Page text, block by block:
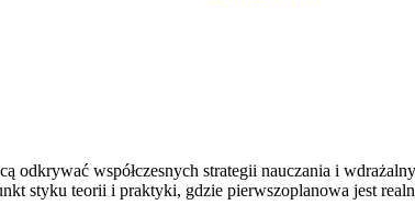
współczesnych strategii nauczania i
styku teorii i praktyki, gdzie pierwszoplanowa jest